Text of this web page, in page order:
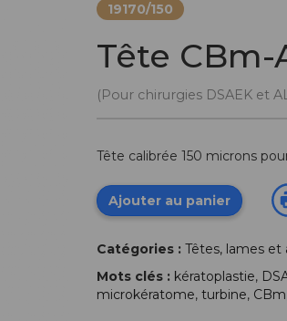
19170/150
Tête CBm-
(Pour chirurgies DSAEK et
Tête calibrée 150 microns
Ajouter au panier
Catégories : Têtes, lames et
Mots clés : kératoplastie,
microkératome, turbine, CBm